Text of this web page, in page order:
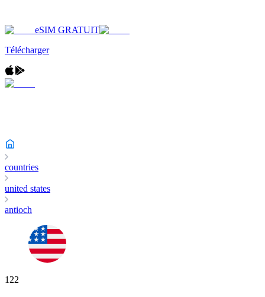
eSIM GRATUIT
Télécharger
countries
united states
antioch
122